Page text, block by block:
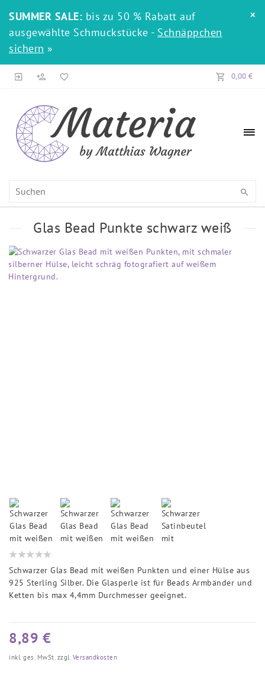
SUMMER SALE: bis zu 50 % Rabatt auf
ausgewählte Schmuckstücke - Schnäppchen
sichern »
×
0,00 €
Glas Bead Punkte schwarz weiß
Schwarzer Glas Bead mit weißen Punkten und einer Hülse aus
925 Sterling Silber. Die Glasperle ist für Beads Armbänder und
Ketten bis max 4,4mm Durchmesser geeignet.
8,89 €
inkl. ges. MwSt. zzgl. Versandkosten